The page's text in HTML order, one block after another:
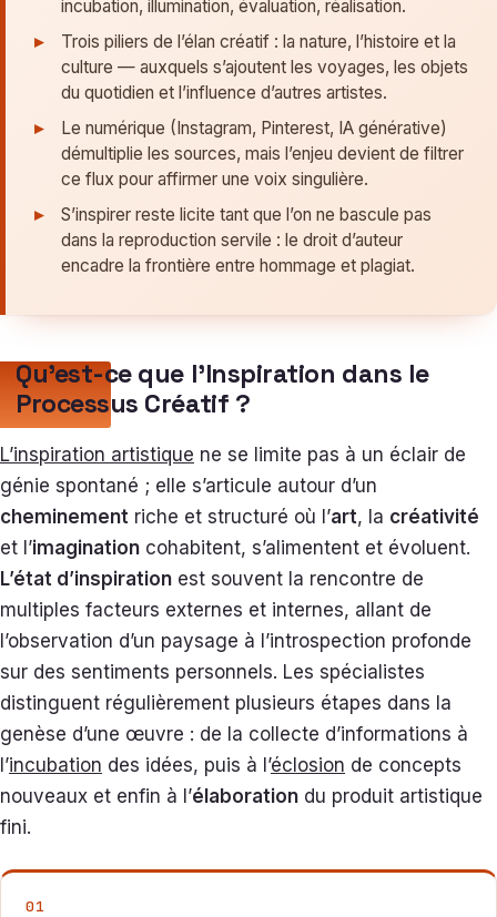
incubation, illumination, évaluation, réalisation.
Trois piliers de l’élan créatif : la nature, l’histoire et la
culture — auxquels s’ajoutent les voyages, les objets
du quotidien et l’influence d’autres artistes.
Le numérique (Instagram, Pinterest, IA générative)
démultiplie les sources, mais l’enjeu devient de filtrer
ce flux pour affirmer une voix singulière.
S’inspirer reste licite tant que l’on ne bascule pas
dans la reproduction servile : le droit d’auteur
encadre la frontière entre hommage et plagiat.
Qu’est-ce que l’Inspiration dans le
Processus Créatif ?
L’inspiration artistique ne se limite pas à un éclair de
génie spontané ; elle s’articule autour d’un
cheminement riche et structuré où l’art, la créativité
et l’imagination cohabitent, s’alimentent et évoluent.
L’état d’inspiration est souvent la rencontre de
multiples facteurs externes et internes, allant de
l’observation d’un paysage à l’introspection profonde
sur des sentiments personnels. Les spécialistes
distinguent régulièrement plusieurs étapes dans la
genèse d’une œuvre : de la collecte d’informations à
l’incubation des idées, puis à l’éclosion de concepts
nouveaux et enfin à l’élaboration du produit artistique
fini.
01